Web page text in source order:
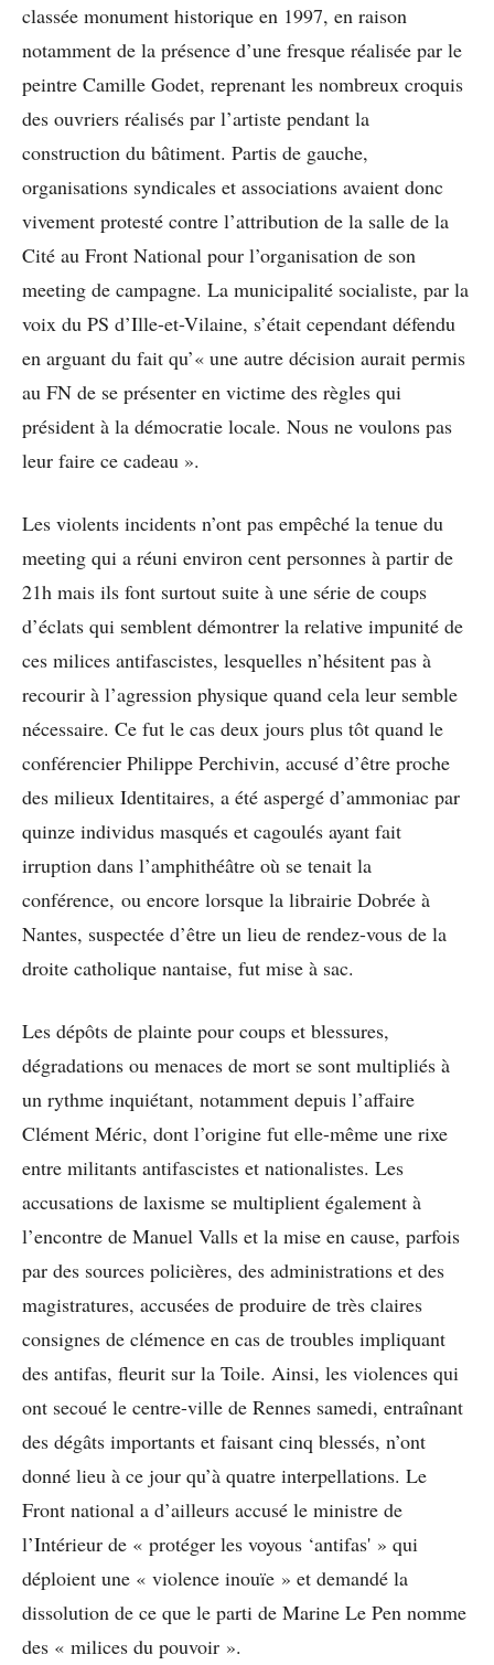
classée monument historique en 1997, en raison
notamment de la présence d’une fresque réalisée par le
peintre Camille Godet, reprenant les nombreux croquis
des ouvriers réalisés par l’artiste pendant la
construction du bâtiment. Partis de gauche,
organisations syndicales et associations avaient donc
vivement protesté contre l’attribution de la salle de la
Cité au Front National pour l’organisation de son
meeting de campagne. La municipalité socialiste, par la
voix du PS d’Ille-et-Vilaine, s’était cependant défendu
en arguant du fait qu’« une autre décision aurait permis
au FN de se présenter en victime des règles qui
président à la démocratie locale. Nous ne voulons pas
leur faire ce cadeau ».
Les violents incidents n’ont pas empêché la tenue du
meeting qui a réuni environ cent personnes à partir de
21h mais ils font surtout suite à une série de coups
d’éclats qui semblent démontrer la relative impunité de
ces milices antifascistes, lesquelles n’hésitent pas à
recourir à l’agression physique quand cela leur semble
nécessaire. Ce fut le cas deux jours plus tôt quand le
conférencier Philippe Perchivin, accusé d’être proche
des milieux Identitaires, a été aspergé d’ammoniac par
quinze individus masqués et cagoulés ayant fait
irruption dans l’amphithéâtre où se tenait la
conférence, ou encore lorsque la librairie Dobrée à
Nantes, suspectée d’être un lieu de rendez-vous de la
droite catholique nantaise, fut mise à sac.
Les dépôts de plainte pour coups et blessures,
dégradations ou menaces de mort se sont multipliés à
un rythme inquiétant, notamment depuis l’affaire
Clément Méric, dont l’origine fut elle-même une rixe
entre militants antifascistes et nationalistes. Les
accusations de laxisme se multiplient également à
l’encontre de Manuel Valls et la mise en cause, parfois
par des sources policières, des administrations et des
magistratures, accusées de produire de très claires
consignes de clémence en cas de troubles impliquant
des antifas, fleurit sur la Toile. Ainsi, les violences qui
ont secoué le centre-ville de Rennes samedi, entraînant
des dégâts importants et faisant cinq blessés, n’ont
donné lieu à ce jour qu’à quatre interpellations. Le
Front national a d’ailleurs accusé le ministre de
l’Intérieur de « protéger les voyous ‘antifas' » qui
déploient une « violence inouïe » et demandé la
dissolution de ce que le parti de Marine Le Pen nomme
des « milices du pouvoir ».